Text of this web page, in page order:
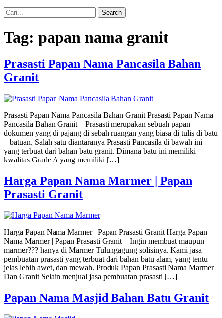
Search
Tag: papan nama granit
Prasasti Papan Nama Pancasila Bahan
Granit
Prasasti Papan Nama Pancasila Bahan Granit Prasasti Papan Nama
Pancasila Bahan Granit – Prasasti merupakan sebuah papan
dokumen yang di pajang di sebah ruangan yang biasa di tulis di batu
– batuan. Salah satu diantaranya Prasasti Pancasila di bawah ini
yang terbuat dari bahan batu granit. Dimana batu ini memiliki
kwalitas Grade A yang memiliki […]
Harga Papan Nama Marmer | Papan
Prasasti Granit
Harga Papan Nama Marmer | Papan Prasasti Granit Harga Papan
Nama Marmer | Papan Prasasti Granit – Ingin membuat maupun
marmer??? hanya di Marmer Tulungagung solisinya. Kami jasa
pembuatan prasasti yang terbuat dari bahan batu alam, yang tentu
jelas lebih awet, dan mewah. Produk Papan Prasasti Nama Marmer
Dan Granit Selain menjual jasa pembuatan prasasti […]
Papan Nama Masjid Bahan Batu Granit